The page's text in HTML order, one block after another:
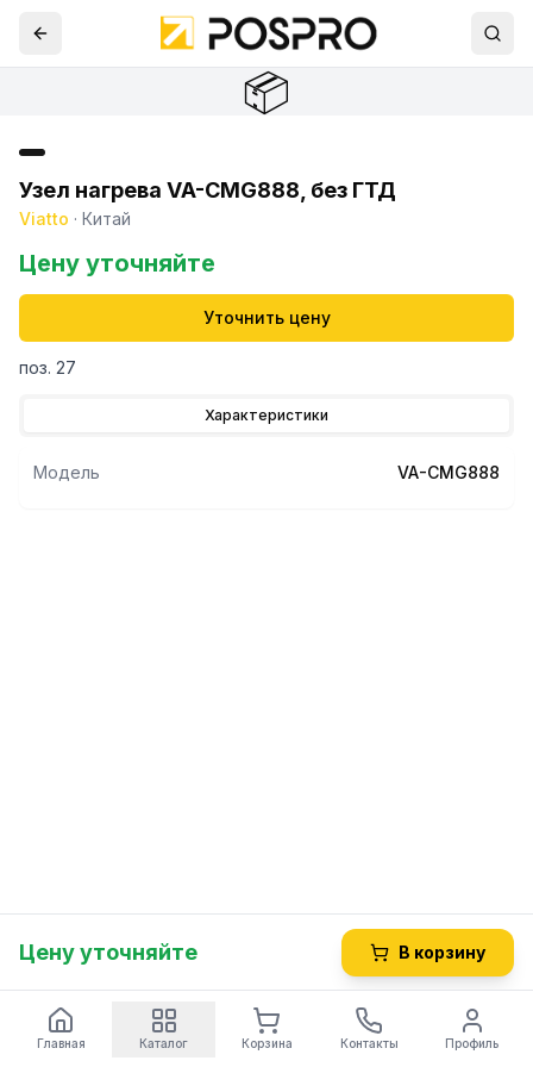
📦
Узел нагрева VA-CMG888, без ГТД
Viatto · Китай
Цену уточняйте
Уточнить цену
поз. 27
Характеристики
Модель VA-CMG888
Цену уточняйте В корзину
Главная Каталог Корзина Контакты Профиль